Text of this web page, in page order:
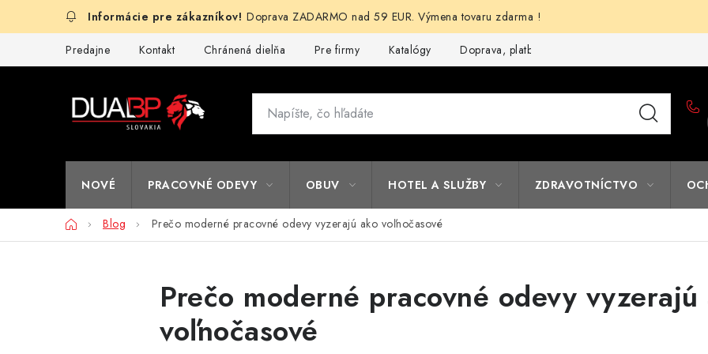
Doprava ZADARMO nad 59 EUR. Výmena tovaru zdarma !
Predajne Kontakt Chránená dielňa Pre firmy Katalógy Doprava, platba a zľavy
NOVÉ PRACOVNÉ ODEVY OBUV HOTEL A SLUŽBY ZDRAVOTNÍCTVO
DomovBlog Prečo moderné pracovné odevy vyzerajú ako voľnočasové
Prečo moderné pracovné odevy vyzerajú
voľnočasové